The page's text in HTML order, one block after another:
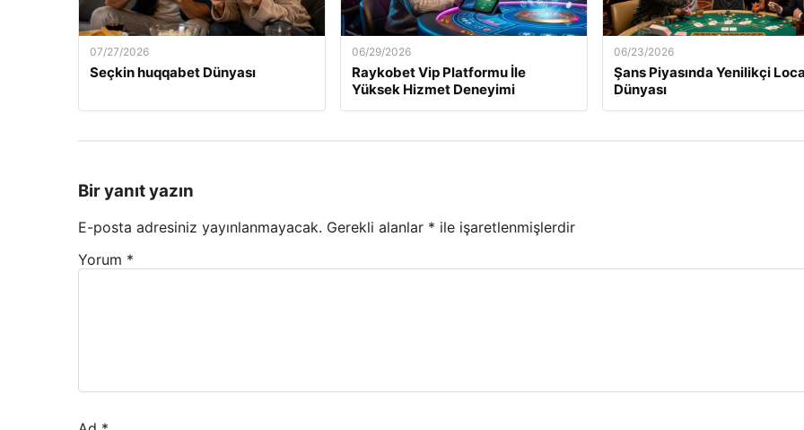
07/27/2026
Seçkin huqqabet Dünyası
06/29/2026
Raykobet Vip Platformu İle
Yüksek Hizmet Deneyimi
06/23/2026
Şans Piyasında Yenilikçi
Dünyası
Bir yanıt yazın
E-posta adresiniz yayınlanmayacak. Gerekli alanlar * ile işaretlenmişlerdir
Yorum *